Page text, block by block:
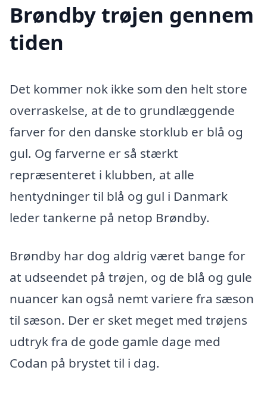
Brøndby trøjen gennem
tiden
Det kommer nok ikke som den helt store
overraskelse, at de to grundlæggende
farver for den danske storklub er blå og
gul. Og farverne er så stærkt
repræsenteret i klubben, at alle
hentydninger til blå og gul i Danmark
leder tankerne på netop Brøndby.
Brøndby har dog aldrig været bange for
at udseendet på trøjen, og de blå og gule
nuancer kan også nemt variere fra sæson
til sæson. Der er sket meget med trøjens
udtryk fra de gode gamle dage med
Codan på brystet til i dag.